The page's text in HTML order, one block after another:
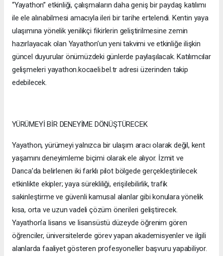
“Yayathon” etkinliği, çalışmaların daha geniş bir paydaş katılımı
ile ele alınabilmesi amacıyla ileri bir tarihe ertelendi. Kentin yaya
ulaşımına yönelik yenilikçi fikirlerin geliştirilmesine zemin
hazırlayacak olan Yayathon’un yeni takvimi ve etkinliğe ilişkin
güncel duyurular önümüzdeki günlerde paylaşılacak. Katılımcılar
gelişmeleri yayathon.kocaeli.bel.tr adresi üzerinden takip
edebilecek.
YÜRÜMEYİ BİR DENEYİME DÖNÜŞTÜRECEK
Yayathon, yürümeyi yalnızca bir ulaşım aracı olarak değil, kent
yaşamını deneyimleme biçimi olarak ele alıyor. İzmit ve
Darıca’da belirlenen iki farklı pilot bölgede gerçekleştirilecek
etkinlikte ekipler; yaya sürekliliği, erişilebilirlik, trafik
sakinleştirme ve güvenli kamusal alanlar gibi konulara yönelik
kısa, orta ve uzun vadeli çözüm önerileri geliştirecek.
Yayathon’a lisans ve lisansüstü düzeyde öğrenim gören
öğrenciler, üniversitelerde görev yapan akademisyenler ve ilgili
alanlarda faaliyet gösteren profesyoneller başvuru yapabiliyor.